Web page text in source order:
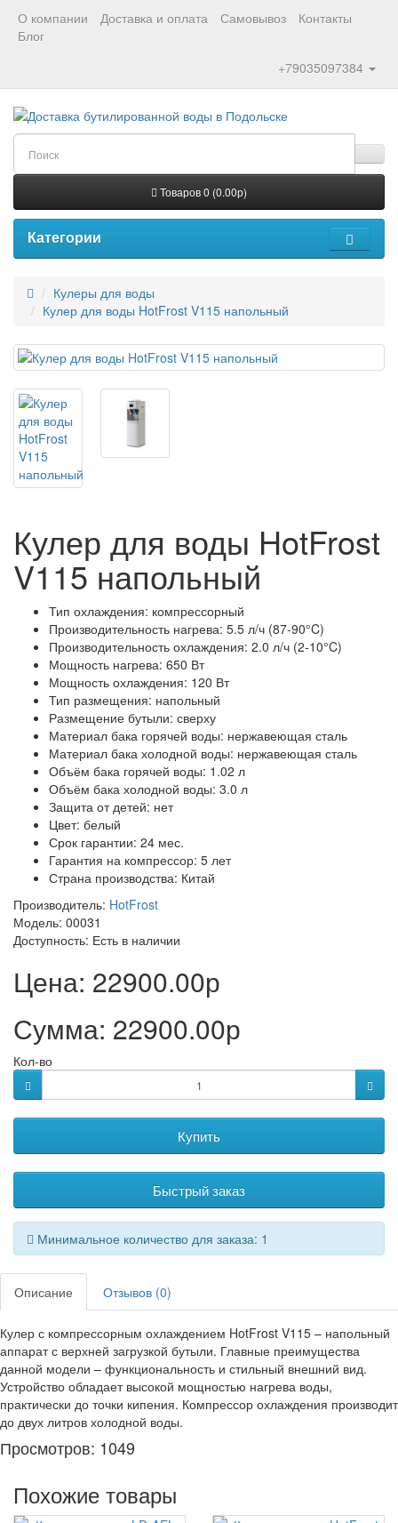
О компании Доставка и оплата Самовывоз
Контакты
Блог
+79035097384
Товаров 0 (0.00р)
Категории
Кулеры для воды
Кулер для воды HotFrost V115 напольный
Кулер для воды HotFrost
V115 напольный
Тип охлаждения: компрессорный
Производительность нагрева: 5.5 л/ч (87-90°C)
Производительность охлаждения: 2.0 л/ч (2-10°C)
Мощность нагрева: 650 Вт
Мощность охлаждения: 120 Вт
Тип размещения: напольный
Размещение бутыли: сверху
Материал бака горячей воды: нержавеющая сталь
Материал бака холодной воды: нержавеющая сталь
Объём бака горячей воды: 1.02 л
Объём бака холодной воды: 3.0 л
Защита от детей: нет
Цвет: белый
Срок гарантии: 24 мес.
Гарантия на компрессор: 5 лет
Страна производства: Китай
Производитель: HotFrost
Модель: 00031
Доступность: Есть в наличии
Цена: 22900.00р
Сумма: 22900.00р
Кол-во
Купить
Быстрый заказ
Минимальное количество для заказа: 1
Описание Отзывов (0)
Кулер с компрессорным охлаждением HotFrost V115 – напольный
аппарат с верхней загрузкой бутыли. Главные преимущества
данной модели – функциональность и стильный внешний вид.
Устройство обладает высокой мощностью нагрева воды,
практически до точки кипения. Компрессор охлаждения производит
до двух литров холодной воды.
Просмотров: 1049
Похожие товары